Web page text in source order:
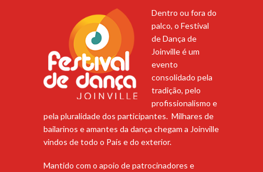
Dentro ou fora do
palco, o Festival
de Dança de
Joinville é um
evento
consolidado pela
tradição, pelo
profissionalismo e
pela pluralidade dos participantes. Milhares de
bailarinos e amantes da dança chegam a Joinville
vindos de todo o País e do exterior.
Mantido com o apoio de patrocinadores e